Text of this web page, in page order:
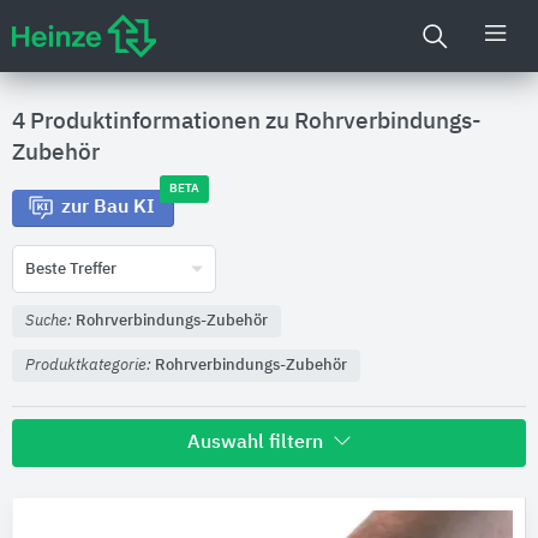
4 Produktinformationen zu Rohrverbindungs-
Zubehör
zur Bau KI
BETA
Beste Treffer
Suche: Rohrverbindungs-Zubehör
Produktkategorie: Rohrverbindungs-Zubehör
Auswahl filtern